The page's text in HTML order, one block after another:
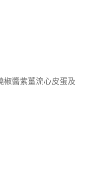
椒醬紫薑流心皮蛋及